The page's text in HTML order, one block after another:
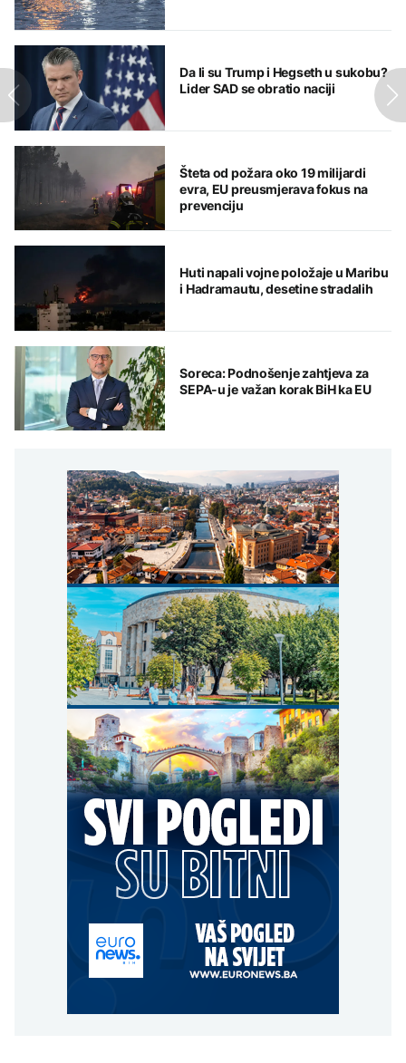
Da li su Trump i Hegseth u sukobu?
Lider SAD se obratio naciji
Šteta od požara oko 19 milijardi
evra, EU preusmjerava fokus na
prevenciju
Huti napali vojne položaje u Maribu
i Hadramautu, desetine stradalih
Soreca: Podnošenje zahtjeva za
SEPA-u je važan korak BiH ka EU